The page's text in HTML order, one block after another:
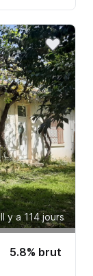
Il y a 114 jours
5.8% brut